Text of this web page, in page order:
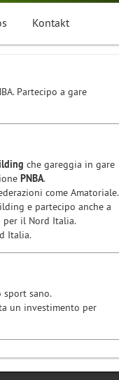
Kontakt
Partecipo a gare
che gareggia in gare
PNBA.
come Amatoriale.
e partecipo anche a
per il Nord Italia.
Italia.
sport sano.
un investimento per